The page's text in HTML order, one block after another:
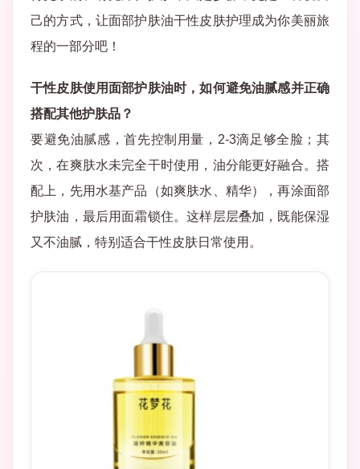
己的方式，让面部护肤油干性皮肤护理成为你美丽旅
程的一部分吧！
干性皮肤使用面部护肤油时，如何避免油腻感并正确
搭配其他护肤品？
要避免油腻感，首先控制用量，2-3滴足够全脸；其
次，在爽肤水未完全干时使用，油分能更好融合。搭
配上，先用水基产品（如爽肤水、精华），再涂面部
护肤油，最后用面霜锁住。这样层层叠加，既能保湿
又不油腻，特别适合干性皮肤日常使用。